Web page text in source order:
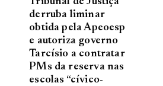
derruba liminar
obtida pela Apeoesp
e autoriza governo
Tarcísio a contratar
PMs da reserva nas
escolas “cívico-